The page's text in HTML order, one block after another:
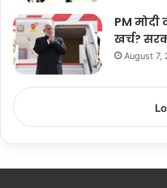
PM
खर्च?
August 7,